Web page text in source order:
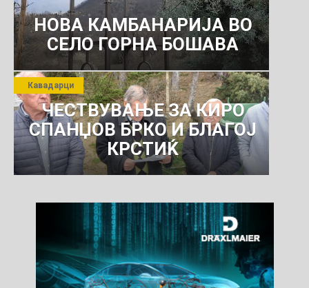
НОВА КАМБАНАРИЈА ВО
СЕЛО ГОРНА БОШАВА
ЧЕСТВУВАЊЕ ЗА КИРО
СПАНЏОВ БРКО И БЛАГОЈ
КРСТИЌ
Кавадарци